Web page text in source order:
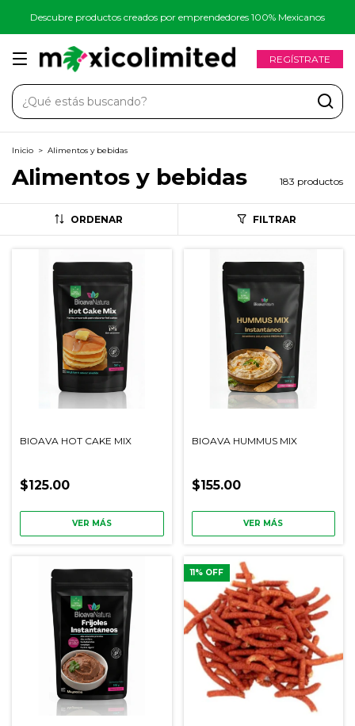
Descubre productos creados por emprendedores 100% Mexicanos
REGÍSTRATE
Inicio > Alimentos y bebidas
Alimentos y bebidas 183 productos
ORDENAR FILTRAR
BIOAVA HOT CAKE MIX
$125.00
VER MÁS
BIOAVA HUMMUS MIX
$155.00
VER MÁS
11% OFF